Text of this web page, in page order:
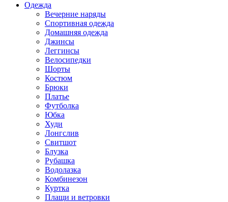
Одежда
Вечерние наряды
Спортивная одежда
Домашняя одежда
Джинсы
Леггинсы
Велосипедки
Шорты
Костюм
Брюки
Платье
Футболка
Юбка
Худи
Лонгслив
Свитшот
Блузка
Рубашка
Водолазка
Комбинезон
Куртка
Плащи и ветровки